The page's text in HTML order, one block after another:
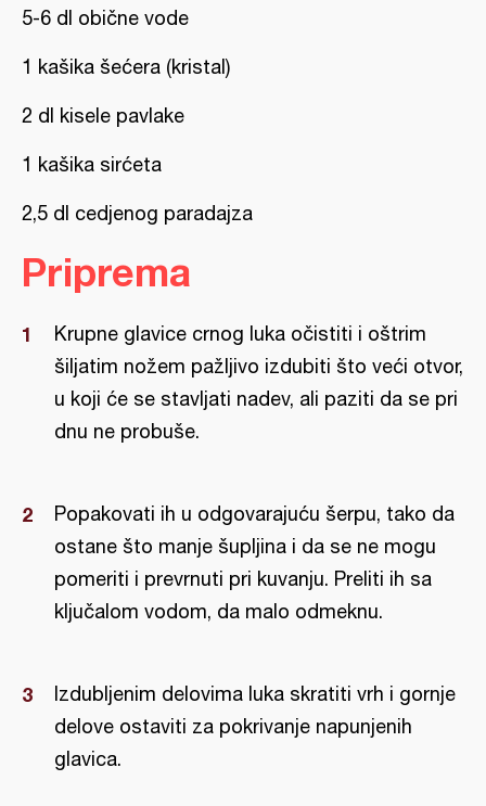
5-6 dl obične vode
1 kašika šećera (kristal)
2 dl kisele pavlake
1 kašika sirćeta
2,5 dl cedjenog paradajza
Priprema
Krupne glavice crnog luka očistiti i oštrim
šiljatim nožem pažljivo izdubiti što veći otvor,
u koji će se stavljati nadev, ali paziti da se pri
dnu ne probuše.
Popakovati ih u odgovarajuću šerpu, tako da
ostane što manje šupljina i da se ne mogu
pomeriti i prevrnuti pri kuvanju. Preliti ih sa
ključalom vodom, da malo odmeknu.
Izdubljenim delovima luka skratiti vrh i gornje
delove ostaviti za pokrivanje napunjenih
glavica.